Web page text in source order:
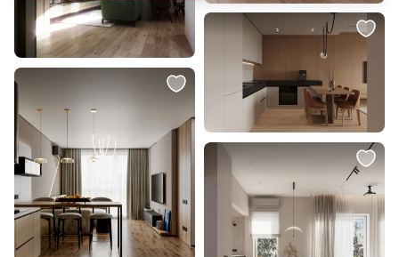
5 940 ₽
4 160 ₽
Подвесной светильник Eurosvet
Lotus 50222/1, прозрачный
В корзину
25 500 ₽
Подвесной светильник 2K
Светомастерская ASTRA 011 -
200 мм CG2021
В корзину